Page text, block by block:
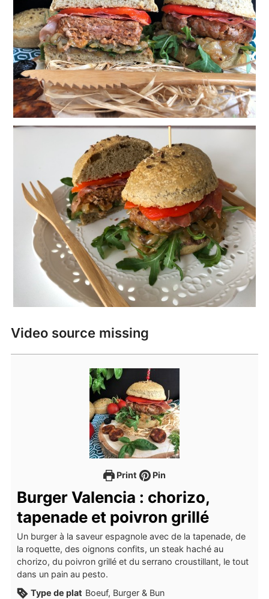
Video source missing
Print Pin
Burger Valencia : chorizo,
tapenade et poivron grillé
Un burger à la saveur espagnole avec de la tapenade, de
la roquette, des oignons confits, un steak haché au
chorizo, du poivron grillé et du serrano croustillant, le tout
dans un pain au pesto.
Type de plat Boeuf, Burger & Bun